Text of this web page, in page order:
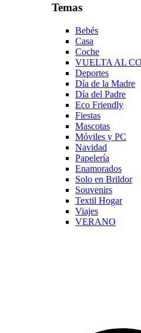
Temas
Bebés
Casa
Coche
VUELTA AL
Deportes
Día de la Madre
Día del Padre
Eco Friendly
Fiestas
Mascotas
Móviles y PC
Navidad
Papelería
Enamorados
Solo en Brildor
Souvenirs
Textil Hogar
Viajes
VERANO